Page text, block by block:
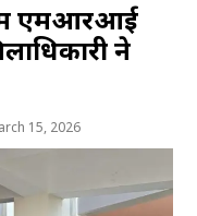
में एमआरआई
ने
15, 2026